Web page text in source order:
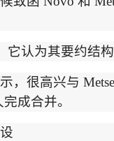
它认为其要约结构
，很高兴与
成合并。